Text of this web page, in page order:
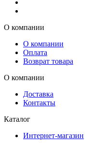
О компании
О компании
Оплата
Возврат товара
О компании
Доставка
Контакты
Каталог
Интернет-магазин